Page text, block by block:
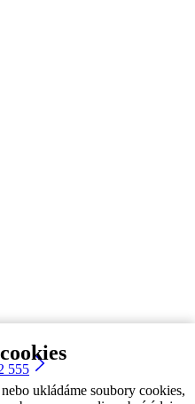
ukládáme soubory cookies,
555